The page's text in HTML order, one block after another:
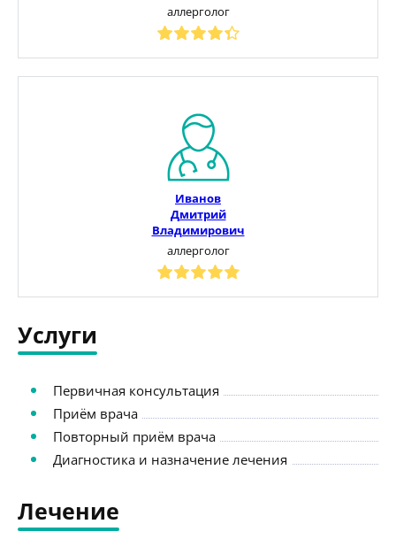
аллерголог
Иванов
Дмитрий
Владимирович
аллерголог
Услуги
Первичная консультация
Приём врача
Повторный приём врача
Диагностика и назначение лечения
Лечение